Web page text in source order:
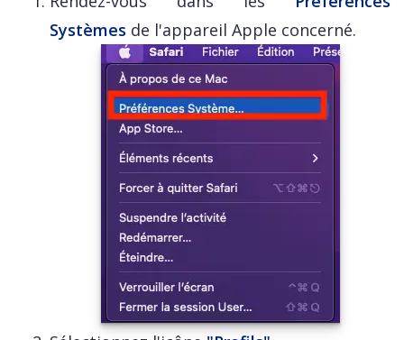
Systèmes de l'appareil Apple concerné.